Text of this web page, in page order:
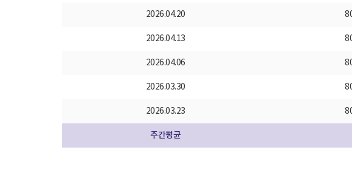
2026.04.20
2026.04.13
2026.04.06
2026.03.30
2026.03.23
주간평균